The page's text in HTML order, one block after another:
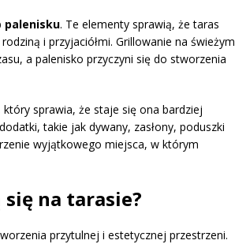
palenisku. Te elementy sprawią, że taras
i przyjaciółmi. Grillowanie na świeżym
a palenisko przyczyni się do stworzenia
sprawia, że staje się ona bardziej
takie jak dywany, zasłony, poduszki
wyjątkowego miejsca, w którym
na tarasie?
przytulnej i estetycznej przestrzeni.